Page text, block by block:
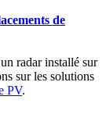
de
radar installé sur
sur les solutions
PV.